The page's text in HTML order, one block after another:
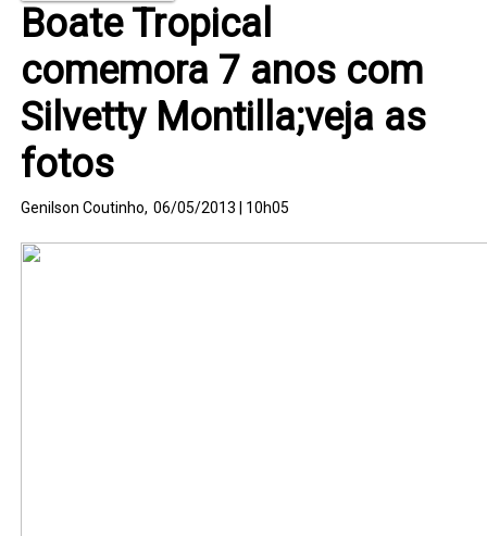
Boate Tropical
comemora 7 anos com
Silvetty Montilla;veja as
fotos
Genilson Coutinho, 06/05/2013 | 10h05